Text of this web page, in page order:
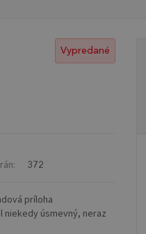
Vypredané
372
príloha
úsmevný, neraz